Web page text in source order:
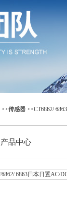
>>传感器 >>CT6862/
产品中心